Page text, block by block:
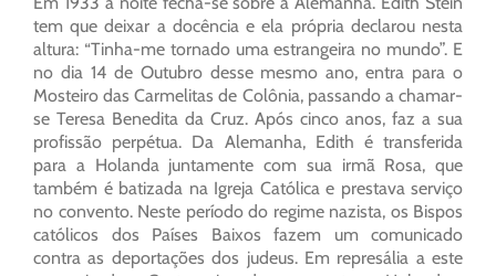
tem que deixar a docência e ela própria declarou nesta
altura: “Tinha-me tornado uma estrangeira no mundo”. E
no dia 14 de Outubro desse mesmo ano, entra para o
Mosteiro das Carmelitas de Colônia, passando a chamar-
se Teresa Benedita da Cruz. Após cinco anos, faz a sua
profissão perpétua. Da Alemanha, Edith é transferida
para a Holanda juntamente com sua irmã Rosa, que
também é batizada na Igreja Católica e prestava serviço
no convento. Neste período do regime nazista, os Bispos
católicos dos Países Baixos fazem um comunicado
contra as deportações dos judeus. Em represália a este